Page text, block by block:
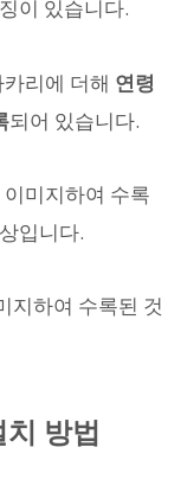
이 있습니다.
리에 더해 연령
되어 있습니다.
이미지하여 수록
입니다.
지하여 수록된 것
방법